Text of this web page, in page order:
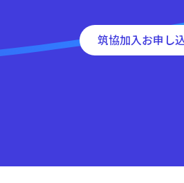
筑協加入お申し